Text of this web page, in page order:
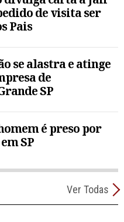
de visita ser
Pais
se alastra e atinge
de
SP
é preso por
SP
Ver Todas